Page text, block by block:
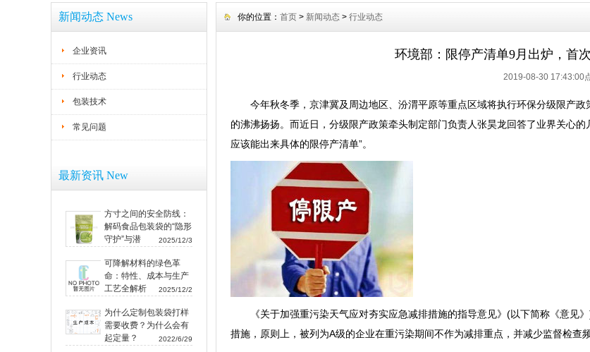
新闻动态 News
企业资讯
行业动态
包装技术
常见问题
最新资讯 New
方寸之间的安全防线：
解码食品包装袋的“隐形
守护”与潜
2025/12/3
可降解材料的绿色革
命：特性、成本与生产
工艺全解析
2025/12/2
为什么定制包装袋打样
需要收费？为什么会有
起定量？
2022/6/29
你的位置： 首页 > 新闻动态 > 行业动态
环境部：限停产清单9月出炉，首
2019-08-30 17:43:00
今年秋冬季，京津冀及周边地区、汾渭平原等重点区域将执行环保分级限产
的沸沸扬扬。而近日，分级限产政策牵头制定部门负责人张昊龙回答了业界关心
应该能出来具体的限停产清单”。
《关于加强重污染天气应对夯实应急减排措施的指导意见》(以下简称《意
措施，原则上，被列为A级的企业在重污染期间不作为减排重点，并减少监督检查